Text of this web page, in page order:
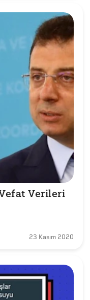
Vefat Verileri
23 Kasım 2020